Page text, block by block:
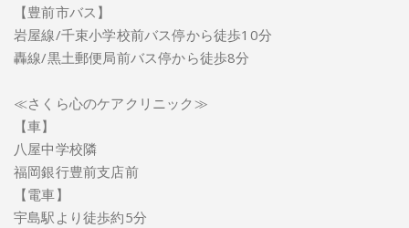
【豊前市バス】
岩屋線/千束小学校前バス停から徒歩10分
轟線/黒土郵便局前バス停から徒歩8分
≪さくら心のケアクリニック≫
【車】
八屋中学校隣
福岡銀行豊前支店前
【電車】
宇島駅より徒歩約5分